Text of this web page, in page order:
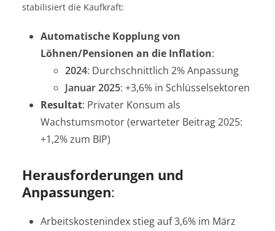
stabilisiert die Kaufkraft:
Automatische Kopplung von
Löhnen/Pensionen an die Inflation:
2024: Durchschnittlich 2% Anpassung
Januar 2025: +3,6% in Schlüsselsektoren
Resultat: Privater Konsum als
Wachstumsmotor (erwarteter Beitrag 2025:
+1,2% zum BIP)
Herausforderungen und
Anpassungen:
Arbeitskostenindex stieg auf 3,6% im März